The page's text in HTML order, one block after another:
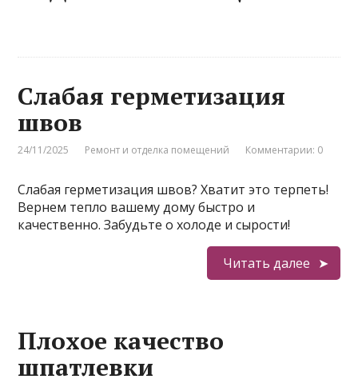
Слабая герметизация
швов
24/11/2025 Ремонт и отделка помещений Комментарии: 0
Слабая герметизация швов? Хватит это терпеть!
Вернем тепло вашему дому быстро и
качественно. Забудьте о холоде и сырости!
Читать далее
Плохое качество
шпатлевки